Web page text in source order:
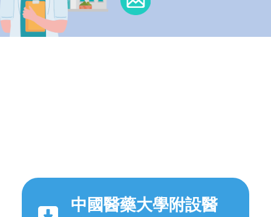
中國醫藥大學附設醫